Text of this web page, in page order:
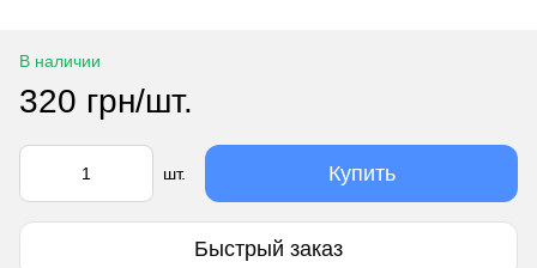
В наличии
320 грн/шт.
шт. Купить
Быстрый заказ